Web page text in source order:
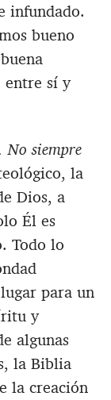
infundado.
bueno
entre sí y
No siempre
la
Dios, a
Él es
Todo lo
para un
y
algunas
la Biblia
la creación